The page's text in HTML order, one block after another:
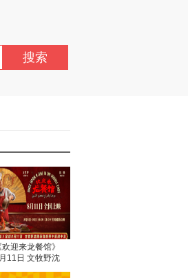
搜索
迎来龙餐馆》
11日 文牧野沈